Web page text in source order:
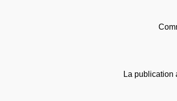
La publication